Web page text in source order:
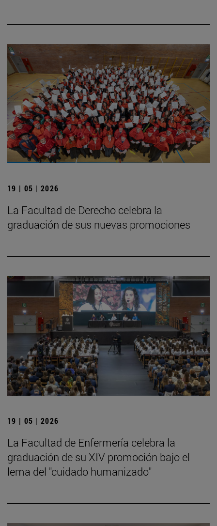
19 | 05 | 2026
La Facultad de Derecho celebra la
graduación de sus nuevas promociones
19 | 05 | 2026
La Facultad de Enfermería celebra la
graduación de su XIV promoción bajo el
lema del "cuidado humanizado"